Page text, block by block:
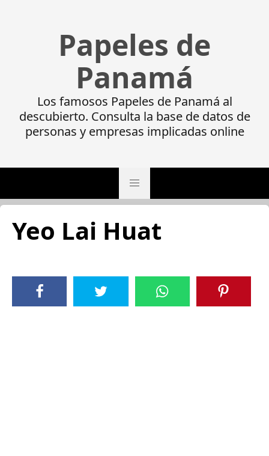
Papeles de
Panamá
Los famosos Papeles de Panamá al
descubierto. Consulta la base de datos de
personas y empresas implicadas online
Yeo Lai Huat